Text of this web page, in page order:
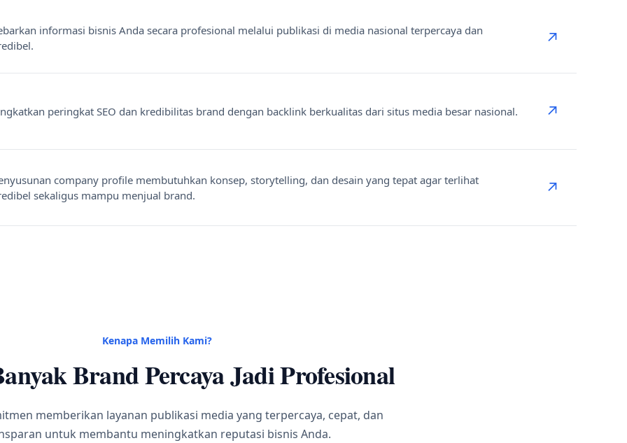
informasi bisnis Anda secara profesional melalui publikasi di media nasional terpercaya dan
↗
peringkat SEO dan kredibilitas brand dengan backlink berkualitas dari situs media besar nasional. ↗
company profile membutuhkan konsep, storytelling, dan desain yang tepat agar terlihat
sekaligus mampu menjual brand.
↗
Kenapa Memilih Kami?
Brand Percaya Jadi Profesional
memberikan layanan publikasi media yang terpercaya, cepat, dan
untuk membantu meningkatkan reputasi bisnis Anda.